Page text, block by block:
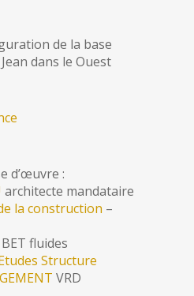
de la base
dans le Ouest
d’œuvre :
architecte mandataire
la construction –
BET fluides
Structure
VRD